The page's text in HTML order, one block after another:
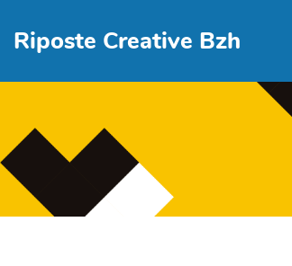
Riposte Creative Bzh